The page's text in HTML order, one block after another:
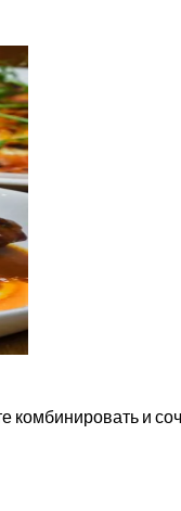
и